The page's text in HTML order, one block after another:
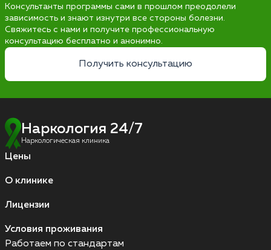
Консультанты программы сами в прошлом преодолели
зависимость и знают изнутри все стороны болезни.
Свяжитесь с нами и получите профессиональную
консультацию бесплатно и анонимно.
Получить консультацию
Наркология 24/7
Наркологическая клиника
Цены
О клинике
Лицензии
Условия проживания
Работаем по стандартам